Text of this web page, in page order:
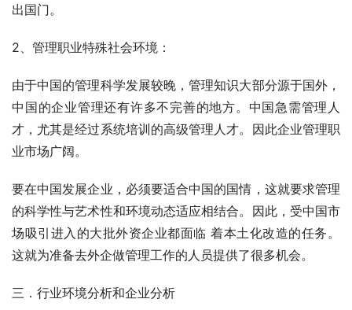
出国门。
2、管理职业特殊社会环境：
由于中国的管理科学发展较晚，管理知识大部分源于国外，
中国的企业管理还有许多不完善的地方。中国急需管理人
才，尤其是经过系统培训的高级管理人才。因此企业管理职
业市场广阔。
要在中国发展企业，必须要适合中国的国情，这就要求管理
的科学性与艺术性和环境动态适应相结合。因此，受中国市
场吸引进入的大批外资企业都面临 着本土化改造的任务。
这就为准备去外企做管理工作的人员提供了很多机会。
三．行业环境分析和企业分析